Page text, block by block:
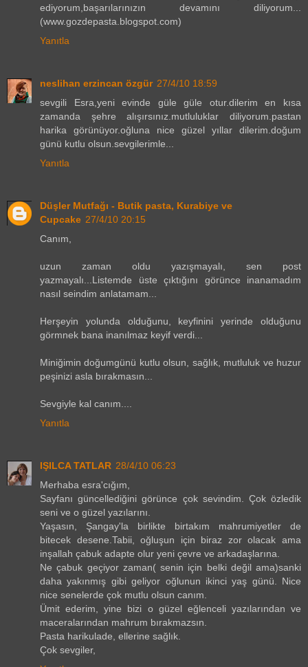
ediyorum,başarılarınızın devamını diliyorum...
(www.gozdepasta.blogspot.com)
Yanıtla
neslihan erzincan özgür 27/4/10 18:59
sevgili Esra,yeni evinde güle güle otur.dilerim en kısa
zamanda şehre alışırsınız.mutluluklar diliyorum.pastan
harika görünüyor.oğluna nice güzel yıllar dilerim.doğum
günü kutlu olsun.sevgilerimle...
Yanıtla
Düşler Mutfağı - Butik pasta, Kurabiye ve
Cupcake 27/4/10 20:15
Canım,
uzun zaman oldu yazışmayalı, sen post
yazmayalı...Listemde üste çıktığını görünce inanamadım
nasıl seindim anlatamam...
Herşeyin yolunda olduğunu, keyfinini yerinde olduğunu
görmnek bana inanılmaz keyif verdi...
Miniğimin doğumgünü kutlu olsun, sağlık, mutluluk ve huzur
peşinizi asla bırakmasın...
Sevgiyle kal canım....
Yanıtla
IŞILCA TATLAR 28/4/10 06:23
Merhaba esra'cığım,
Sayfanı güncellediğini görünce çok sevindim. Çok özledik
seni ve o güzel yazılarını.
Yaşasın, Şangay'la birlikte birtakım mahrumiyetler de
bitecek desene.Tabii, oğluşun için biraz zor olacak ama
inşallah çabuk adapte olur yeni çevre ve arkadaşlarına.
Ne çabuk geçiyor zaman( senin için belki değil ama)sanki
daha yakınmış gibi geliyor oğlunun ikinci yaş günü. Nice
nice senelerde çok mutlu olsun canım.
Ümit ederim, yine bizi o güzel eğlenceli yazılarından ve
maceralarından mahrum bırakmazsın.
Pasta harikulade, ellerine sağlık.
Çok sevgiler,